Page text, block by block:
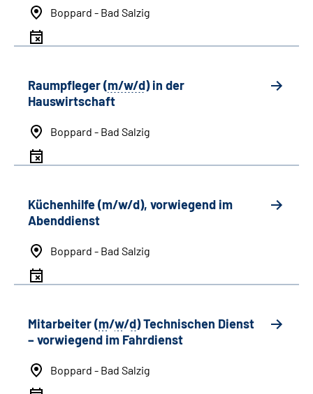
Boppard - Bad Salzig
Raumpfleger (m/w/d) in der
Hauswirtschaft
Boppard - Bad Salzig
Küchenhilfe (m/w/d), vorwiegend im
Abenddienst
Boppard - Bad Salzig
Mitarbeiter (m/w/d) Technischen Dienst
– vorwiegend im Fahrdienst
Boppard - Bad Salzig